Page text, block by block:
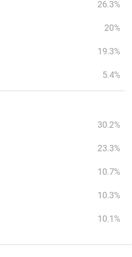
26.3%
20%
19.3%
5.4%
30.2%
23.3%
10.7%
10.3%
10.1%